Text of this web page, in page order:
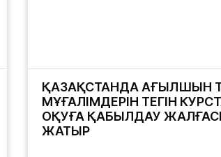
ҚАЗАҚСТАНДА АҒЫЛШЫН
МҰҒАЛІМДЕРІН ТЕГІН
ОҚУҒА ҚАБЫЛДАУ
ЖАТЫР